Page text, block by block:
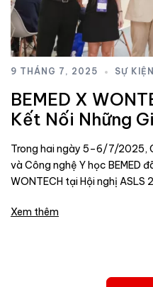
9 THÁNG 7, 2025 SỰ KIỆN
BEMED X
Kết Nối Những
Trong hai ngày 5–6/7/2025,
và Công nghệ Y học BEMED
WONTECH tại Hội nghị ASLS
Xem thêm